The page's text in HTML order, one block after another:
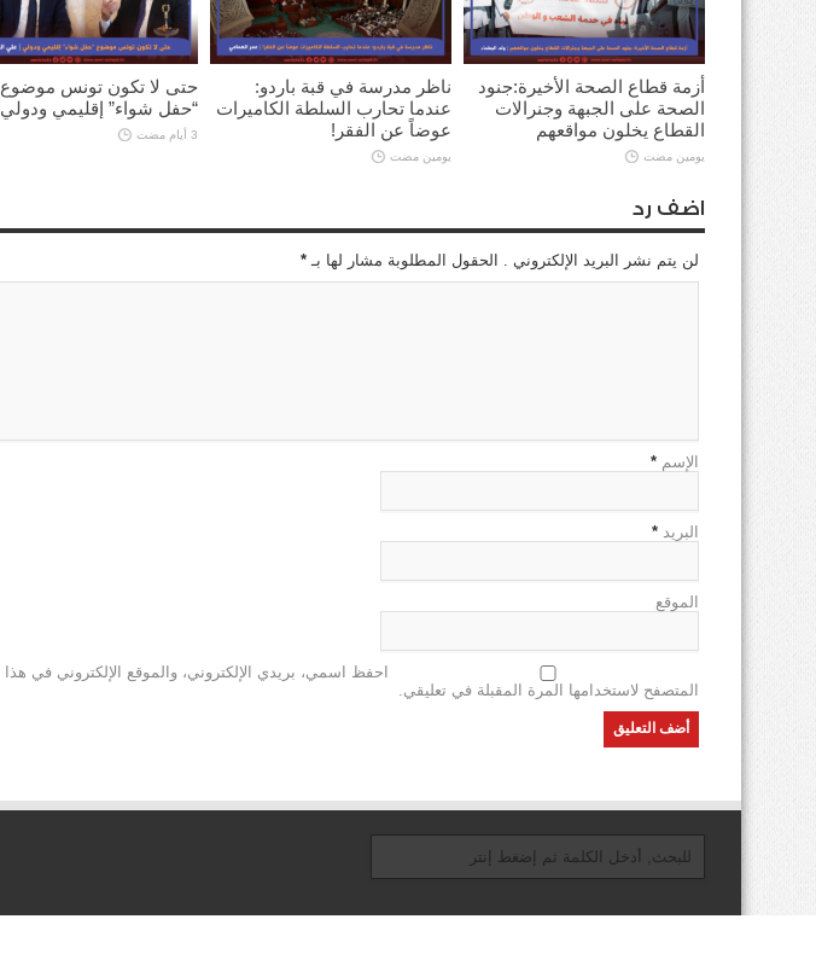
أزمة قطاع الصحة الأخيرة:جنود
الصحة على الجبهة وجنرالات
القطاع يخلون مواقعهم
يومين مضت
ناظر مدرسة في قبة باردو:
عندما تحارب السلطة الكاميرات
عوضاً عن الفقر!
يومين مضت
حتى لا تكون تونس موضوع
“حفل شواء” إقليمي ودولي
3 أيام مضت
اضف رد
لن يتم نشر البريد الإلكتروني . الحقول المطلوبة مشار لها بـ *
الإسم *
البريد *
الموقع
احفظ اسمي، بريدي الإلكتروني، والموقع الإلكتروني في هذا
المتصفح لاستخدامها المرة المقبلة في تعليقي.